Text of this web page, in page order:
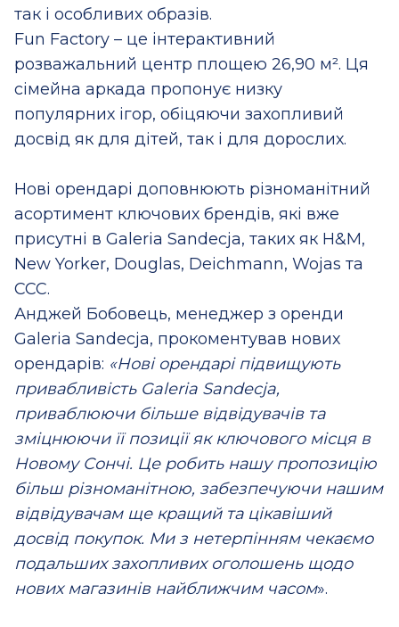
так і особливих образів.
Fun Factory – це інтерактивний
розважальний центр площею 26,90 м². Ця
сімейна аркада пропонує низку
популярних ігор, обіцяючи захопливий
досвід як для дітей, так і для дорослих.
Нові орендарі доповнюють різноманітний
асортимент ключових брендів, які вже
присутні в Galeria Sandecja, таких як H&M,
New Yorker, Douglas, Deichmann, Wojas та
CCC.
Анджей Бобовець, менеджер з оренди
Galeria Sandecja, прокоментував нових
орендарів: «Нові орендарі підвищують
привабливість Galeria Sandecja,
приваблюючи більше відвідувачів та
зміцнюючи її позиції як ключового місця в
Новому Сончі. Це робить нашу пропозицію
більш різноманітною, забезпечуючи нашим
відвідувачам ще кращий та цікавіший
досвід покупок. Ми з нетерпінням чекаємо
подальших захопливих оголошень щодо
нових магазинів найближчим часом».